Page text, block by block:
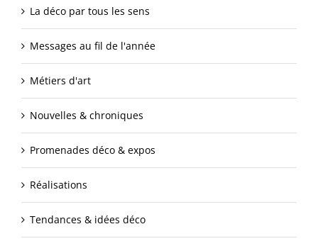
La déco par tous les sens
Messages au fil de l'année
Métiers d'art
Nouvelles & chroniques
Promenades déco & expos
Réalisations
Tendances & idées déco